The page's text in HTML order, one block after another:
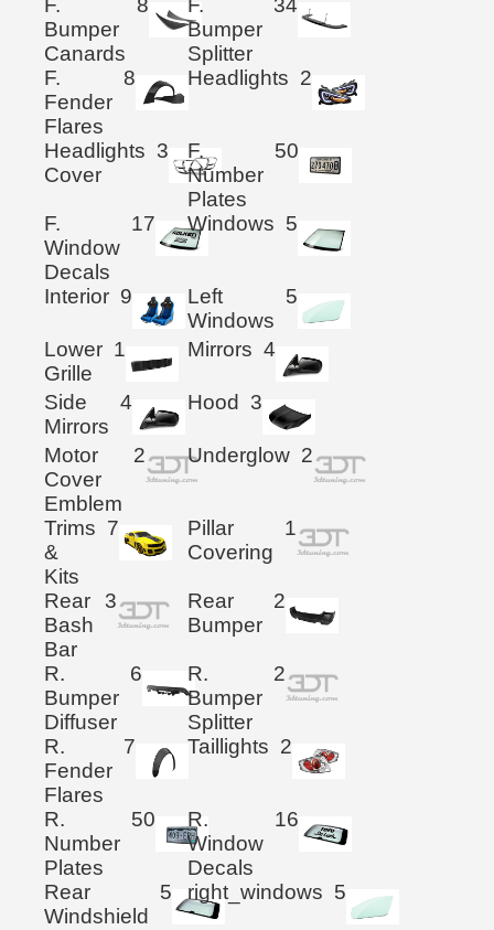
F.
Bumper
Canards
8
F.
Bumper
Splitter
34
F.
Fender
Flares
8 Headlights 2
Headlights
Cover
3
F.
Number
Plates
50
F.
Window
Decals
17 Windows 5
Interior 9
Left
Windows
5
Lower
Grille
1 Mirrors 4
Side
Mirrors
4 Hood 3
Motor
Cover
Emblem
2 Underglow 2
Trims
&
Kits
7
Pillar
Covering
1
Rear
Bash
Bar
3
Rear
Bumper
2
R.
Bumper
Diffuser
6
R.
Bumper
Splitter
2
R.
Fender
Flares
7 Taillights 2
R.
Number
Plates
50
R.
Window
Decals
16
Rear
Windshield
5 right_windows 5